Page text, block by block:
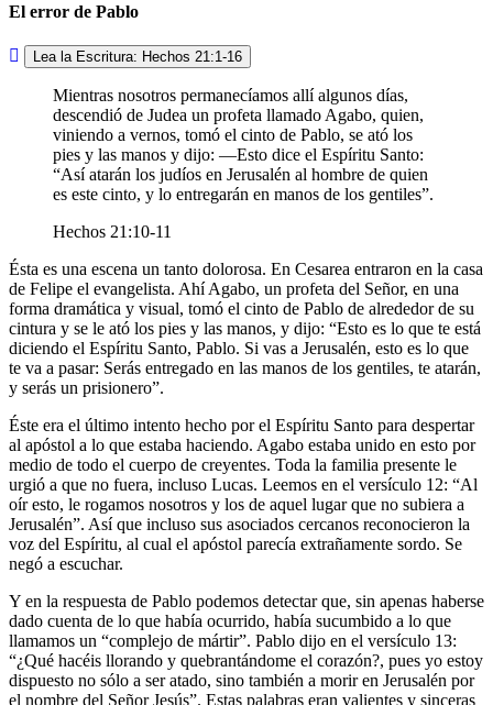
El error de Pablo
Lea la Escritura: Hechos 21:1-16
Mientras nosotros permanecíamos allí algunos días,
descendió de Judea un profeta llamado Agabo, quien,
viniendo a vernos, tomó el cinto de Pablo, se ató los
pies y las manos y dijo: —Esto dice el Espíritu Santo:
“Así atarán los judíos en Jerusalén al hombre de quien
es este cinto, y lo entregarán en manos de los gentiles”.
Hechos 21:10-11
Ésta es una escena un tanto dolorosa. En Cesarea entraron en la casa
de Felipe el evangelista. Ahí Agabo, un profeta del Señor, en una
forma dramática y visual, tomó el cinto de Pablo de alrededor de su
cintura y se le ató los pies y las manos, y dijo: “Esto es lo que te está
diciendo el Espíritu Santo, Pablo. Si vas a Jerusalén, esto es lo que
te va a pasar: Serás entregado en las manos de los gentiles, te atarán,
y serás un prisionero”.
Éste era el último intento hecho por el Espíritu Santo para despertar
al apóstol a lo que estaba haciendo. Agabo estaba unido en esto por
medio de todo el cuerpo de creyentes. Toda la familia presente le
urgió a que no fuera, incluso Lucas. Leemos en el versículo 12: “Al
oír esto, le rogamos nosotros y los de aquel lugar que no subiera a
Jerusalén”. Así que incluso sus asociados cercanos reconocieron la
voz del Espíritu, al cual el apóstol parecía extrañamente sordo. Se
negó a escuchar.
Y en la respuesta de Pablo podemos detectar que, sin apenas haberse
dado cuenta de lo que había ocurrido, había sucumbido a lo que
llamamos un “complejo de mártir”. Pablo dijo en el versículo 13:
“¿Qué hacéis llorando y quebrantándome el corazón?, pues yo estoy
dispuesto no sólo a ser atado, sino también a morir en Jerusalén por
el nombre del Señor Jesús”. Estas palabras eran valientes y sinceras